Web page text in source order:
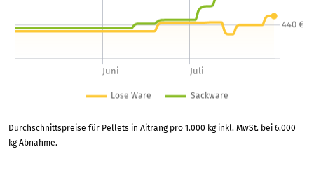
Durchschnittspreise für Pellets in Aitrang pro 1.000 kg inkl. MwSt. bei 6.000
kg Abnahme.